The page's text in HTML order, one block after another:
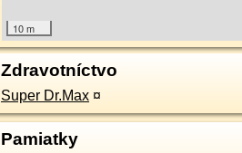
10 m
Zdravotníctvo
Super Dr.Max ¤
Pamiatky